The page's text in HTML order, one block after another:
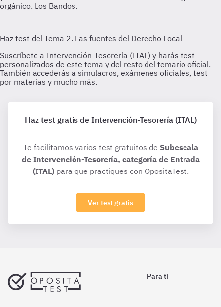
Haz test gratis de Intervención-Tesorería (ITAL)
Te facilitamos varios test gratuitos de Subescala
de Intervención-Tesorería, categoría de Entrada
(ITAL)para que practiques con OpositaTest.
Ver test gratis
Para ti